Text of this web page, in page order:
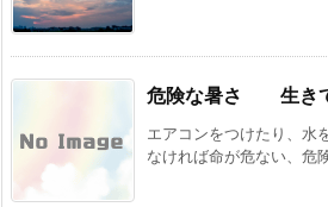
危険な暑さ 生き
エアコンをつけたり、水
なければ命が危ない、危